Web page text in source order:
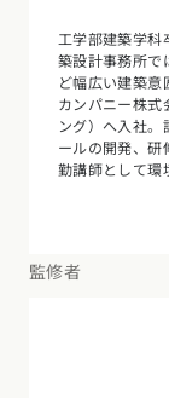
工学部建築学科
築設計事務所で
ど幅広い建築意
カンパニー株式
ング）へ入社
ールの開発、研
勤講師として環
監修者